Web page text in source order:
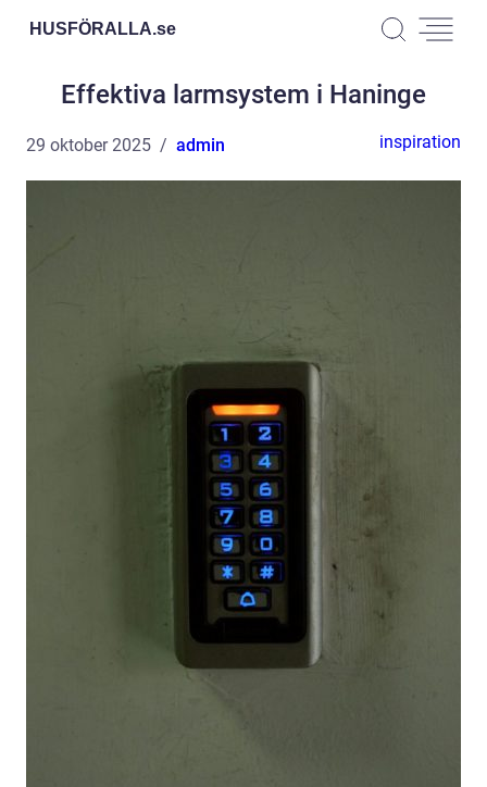
HUSFÖRALLA.se
Effektiva larmsystem i Haninge
29 oktober 2025 admin inspiration